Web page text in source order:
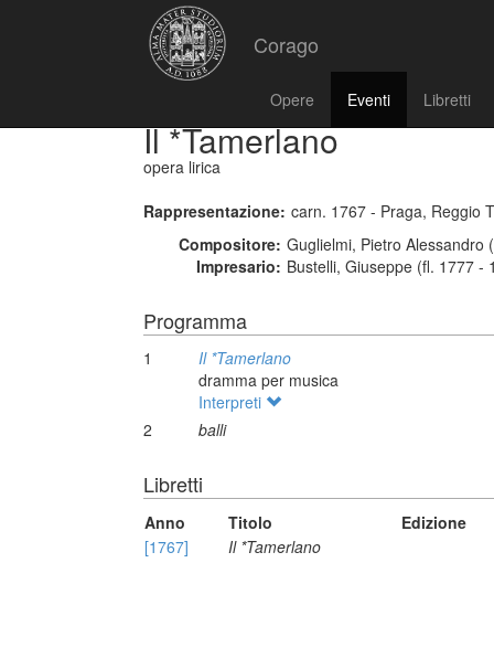
Corago
Opere Eventi Libretti
Il *Tamerlano
opera lirica
Rappresentazione: carn. 1767 - Praga, Reggio
Compositore: Guglielmi, Pietro Alessandro
Impresario: Bustelli, Giuseppe (fl. 1777 -
Programma
1
Il *Tamerlano
dramma per musica
Interpreti
2
balli
Libretti
Anno Titolo
Edizione
[1767]
Il *Tamerlano